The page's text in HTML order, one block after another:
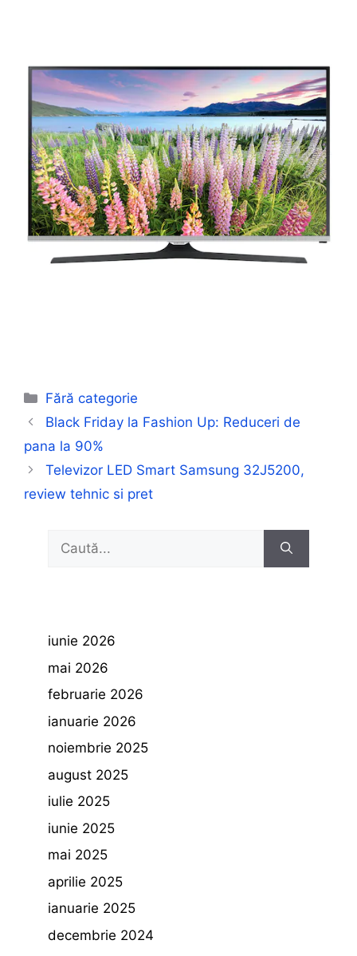
Categorii
Fără categorie
Black Friday la Fashion Up: Reduceri de
pana la 90%
Televizor LED Smart Samsung 32J5200,
review tehnic si pret
Caută
iunie 2026
mai 2026
februarie 2026
ianuarie 2026
noiembrie 2025
august 2025
iulie 2025
iunie 2025
mai 2025
aprilie 2025
ianuarie 2025
decembrie 2024